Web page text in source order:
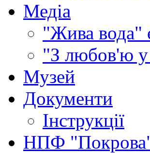
Медіа
"Жива вода"
"З любов'ю у
Музей
Документи
Інструкції
НПФ